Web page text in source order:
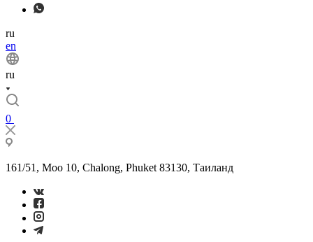
ru
en
ru
0
161/51, Moo 10, Chalong, Phuket 83130, Таиланд